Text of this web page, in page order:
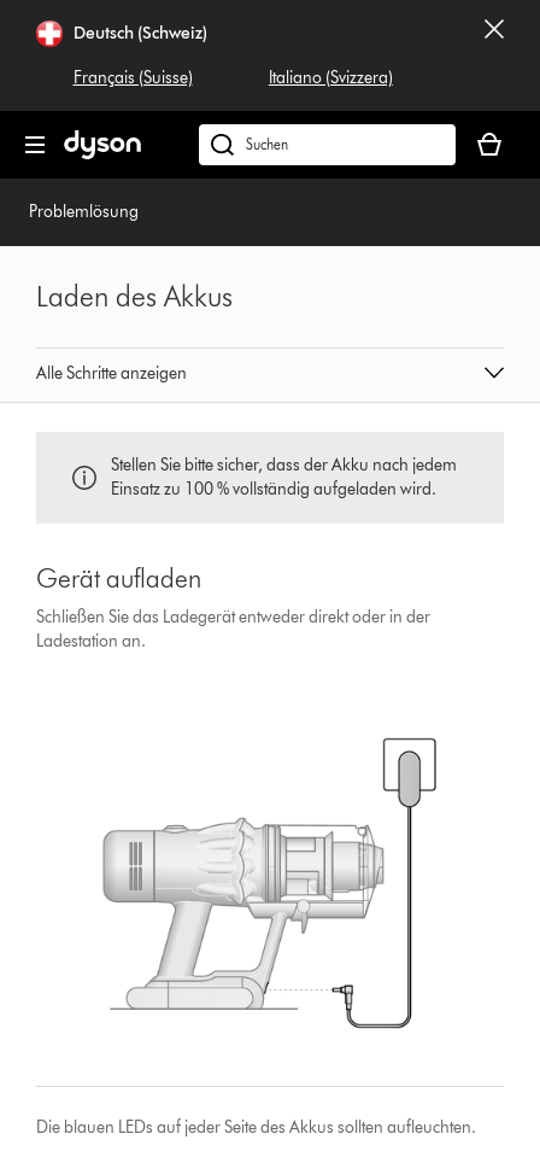
überspringenDeutsch (Schweiz)
Français (Suisse) Italiano (Svizzera)
Dyson.ch
durchsuchen
ist
Problemlösung
Alle Schritte anzeigen
Laden des Akkus
Stellen Sie bitte sicher, dass der Akku nach jedem
Einsatz zu 100 % vollständig aufgeladen wird.
Gerät aufladen
Schließen Sie das Ladegerät entweder direkt oder in der
Ladestation an.
Die blauen LEDs auf jeder Seite des Akkus sollten aufleuchten.